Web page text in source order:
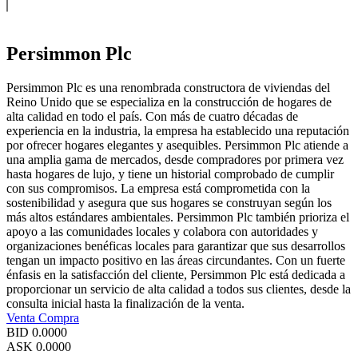
Persimmon Plc
Persimmon Plc es una renombrada constructora de viviendas del
Reino Unido que se especializa en la construcción de hogares de
alta calidad en todo el país. Con más de cuatro décadas de
experiencia en la industria, la empresa ha establecido una reputación
por ofrecer hogares elegantes y asequibles. Persimmon Plc atiende a
una amplia gama de mercados, desde compradores por primera vez
hasta hogares de lujo, y tiene un historial comprobado de cumplir
con sus compromisos. La empresa está comprometida con la
sostenibilidad y asegura que sus hogares se construyan según los
más altos estándares ambientales. Persimmon Plc también prioriza el
apoyo a las comunidades locales y colabora con autoridades y
organizaciones benéficas locales para garantizar que sus desarrollos
tengan un impacto positivo en las áreas circundantes. Con un fuerte
énfasis en la satisfacción del cliente, Persimmon Plc está dedicada a
proporcionar un servicio de alta calidad a todos sus clientes, desde la
consulta inicial hasta la finalización de la venta.
Venta Compra
BID 0.0000
ASK 0.0000